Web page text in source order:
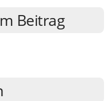
Beitrag